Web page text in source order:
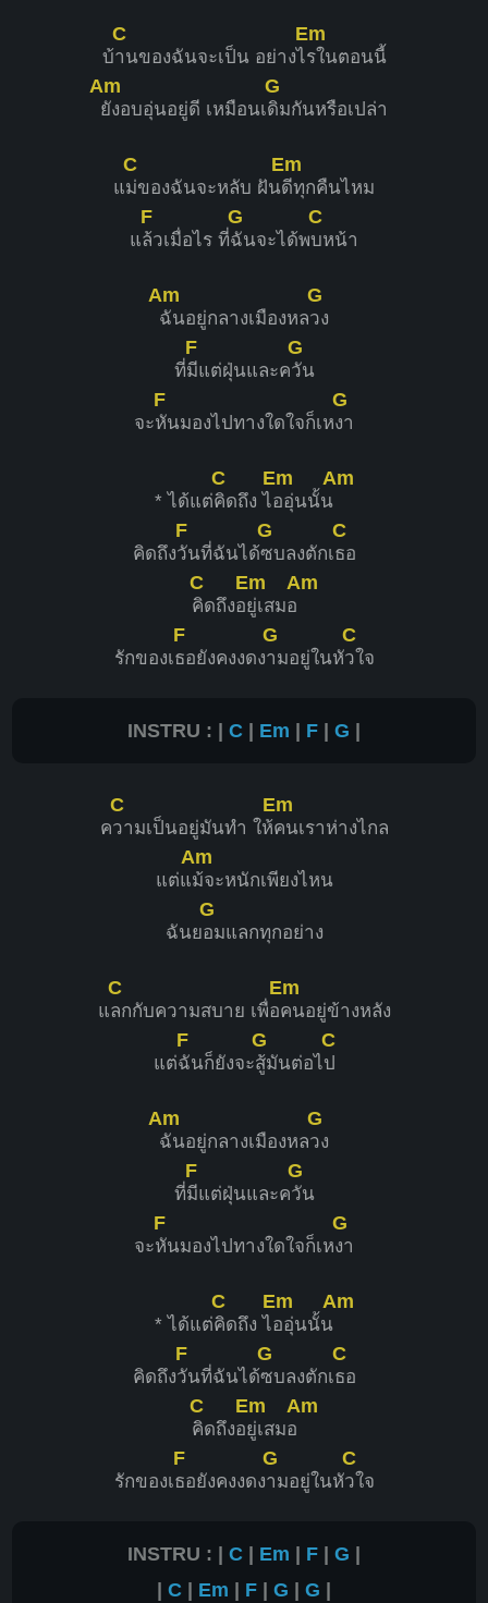
บ้
C
านของฉันจะเป็น อย่างไ
Em
รในตอนนี้
Am
ยังอบอุ่นอยู่ดี เหมือนเ
G
ดิมกันหรือเปล่า
แ
C
ม่ของฉันจะหลับ ฝัน
Em
ดีทุกคืนไหม
แ
F
ล้วเมื่อไร ที่
G
ฉันจะได้พ
C
บหน้า
Am
ฉันอยู่กลางเมืองหล
G
วง
ที่
F
มีแต่ฝุ่นและค
G
วัน
จะ
F
หันมองไปทางใดใจก็เห
G
งา
* ได้แต่
C
คิดถึง ไ
Em
ออุ่นนั้น
Am
คิดถึง
F
วันที่ฉันได้
G
ซบลงตักเ
C
ธอ
C
คิดถึงอ
Em
ยู่เสมอ
Am
รักของเ
F
ธอยังคงงดง
G
ามอยู่ในหั
C
วใจ
INSTRU : | C | Em | F | G |
ค
C
วามเป็นอยู่มันทำ ให้
Em
คนเราห่างไกล
แต่แ
Am
ม้จะหนักเพียงไหน
ฉันย
G
อมแลกทุกอย่าง
แ
C
ลกกับความสบาย เพื่อ
Em
คนอยู่ข้างหลัง
แต่
F
ฉันก็ยังจะ
G
สู้มันต่อไ
C
ป
Am
ฉันอยู่กลางเมืองหล
G
วง
ที่
F
มีแต่ฝุ่นและค
G
วัน
จะ
F
หันมองไปทางใดใจก็เห
G
งา
* ได้แต่
C
คิดถึง ไ
Em
ออุ่นนั้น
Am
คิดถึง
F
วันที่ฉันได้
G
ซบลงตักเ
C
ธอ
C
คิดถึงอ
Em
ยู่เสมอ
Am
รักของเ
F
ธอยังคงงดง
G
ามอยู่ในหั
C
วใจ
INSTRU : | C | Em | F | G |
| C | Em | F | G | G |